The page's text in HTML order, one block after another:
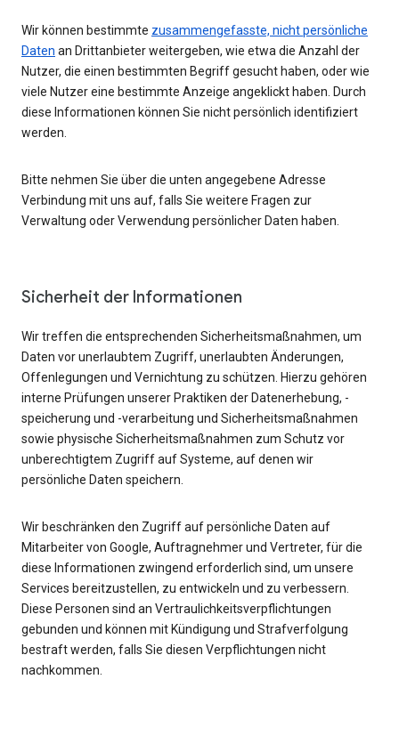
Wir können bestimmte zusammengefasste, nicht persönliche
Daten an Drittanbieter weitergeben, wie etwa die Anzahl der
Nutzer, die einen bestimmten Begriff gesucht haben, oder wie
viele Nutzer eine bestimmte Anzeige angeklickt haben. Durch
diese Informationen können Sie nicht persönlich identifiziert
werden.
Bitte nehmen Sie über die unten angegebene Adresse
Verbindung mit uns auf, falls Sie weitere Fragen zur
Verwaltung oder Verwendung persönlicher Daten haben.
Sicherheit der Informationen
Wir treffen die entsprechenden Sicherheitsmaßnahmen, um
Daten vor unerlaubtem Zugriff, unerlaubten Änderungen,
Offenlegungen und Vernichtung zu schützen. Hierzu gehören
interne Prüfungen unserer Praktiken der Datenerhebung, -
speicherung und -verarbeitung und Sicherheitsmaßnahmen
sowie physische Sicherheitsmaßnahmen zum Schutz vor
unberechtigtem Zugriff auf Systeme, auf denen wir
persönliche Daten speichern.
Wir beschränken den Zugriff auf persönliche Daten auf
Mitarbeiter von Google, Auftragnehmer und Vertreter, für die
diese Informationen zwingend erforderlich sind, um unsere
Services bereitzustellen, zu entwickeln und zu verbessern.
Diese Personen sind an Vertraulichkeitsverpflichtungen
gebunden und können mit Kündigung und Strafverfolgung
bestraft werden, falls Sie diesen Verpflichtungen nicht
nachkommen.